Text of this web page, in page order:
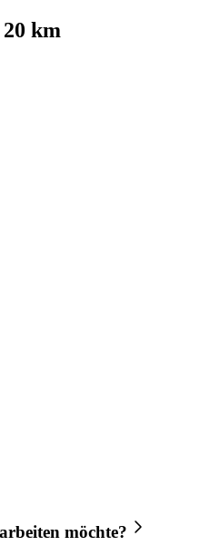
km
arbeiten möchte?